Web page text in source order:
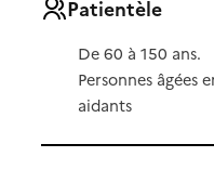
Patientèle
De 60 à 150 ans.
Personnes âgées
aidants